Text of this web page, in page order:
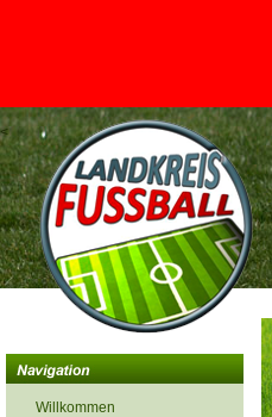
<
Willkommen